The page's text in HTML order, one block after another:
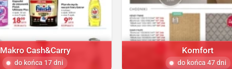
Makro Cash&Carry
do końca 17 dni
Komfort
do końca 47 dni